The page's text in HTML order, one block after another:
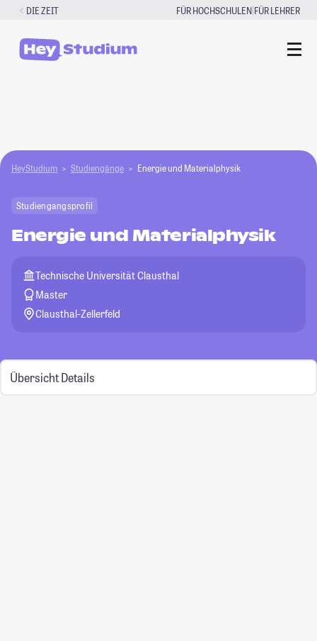
Zum
springen
DIE ZEIT FÜR HOCHSCHULEN|FÜR LEHRER
HeyStudium Studiengänge Energie und Materialphysik
Studiengangsprofil
Energie und Materialphysik
Technische Universität Clausthal
Master
Clausthal-Zellerfeld
Übersicht Details